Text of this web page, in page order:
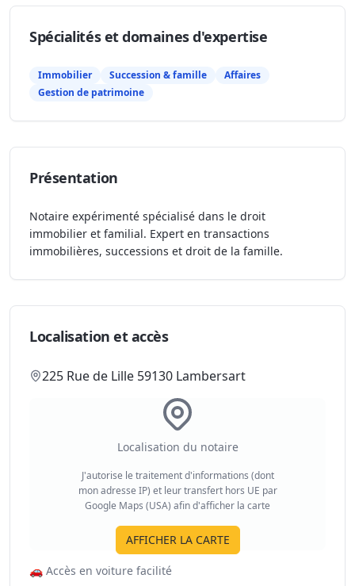
Spécialités et domaines d'expertise
Immobilier Succession & famille
Affaires
Gestion de patrimoine
Présentation
Notaire expérimenté spécialisé dans le droit
immobilier et familial. Expert en transactions
immobilières, successions et droit de la famille.
Localisation et accès
225 Rue de Lille 59130 Lambersart
Localisation du notaire
J'autorise le traitement d'informations (dont
mon adresse IP) et leur transfert hors UE par
Google Maps (USA) afin d'afficher la carte
AFFICHER LA CARTE
🚗 Accès en voiture facilité